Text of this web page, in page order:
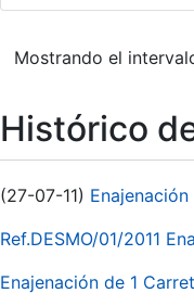
Mostrando el
Histórico
(27-07-11)
Ref.DESMO/01/2011
Enajenación de 1